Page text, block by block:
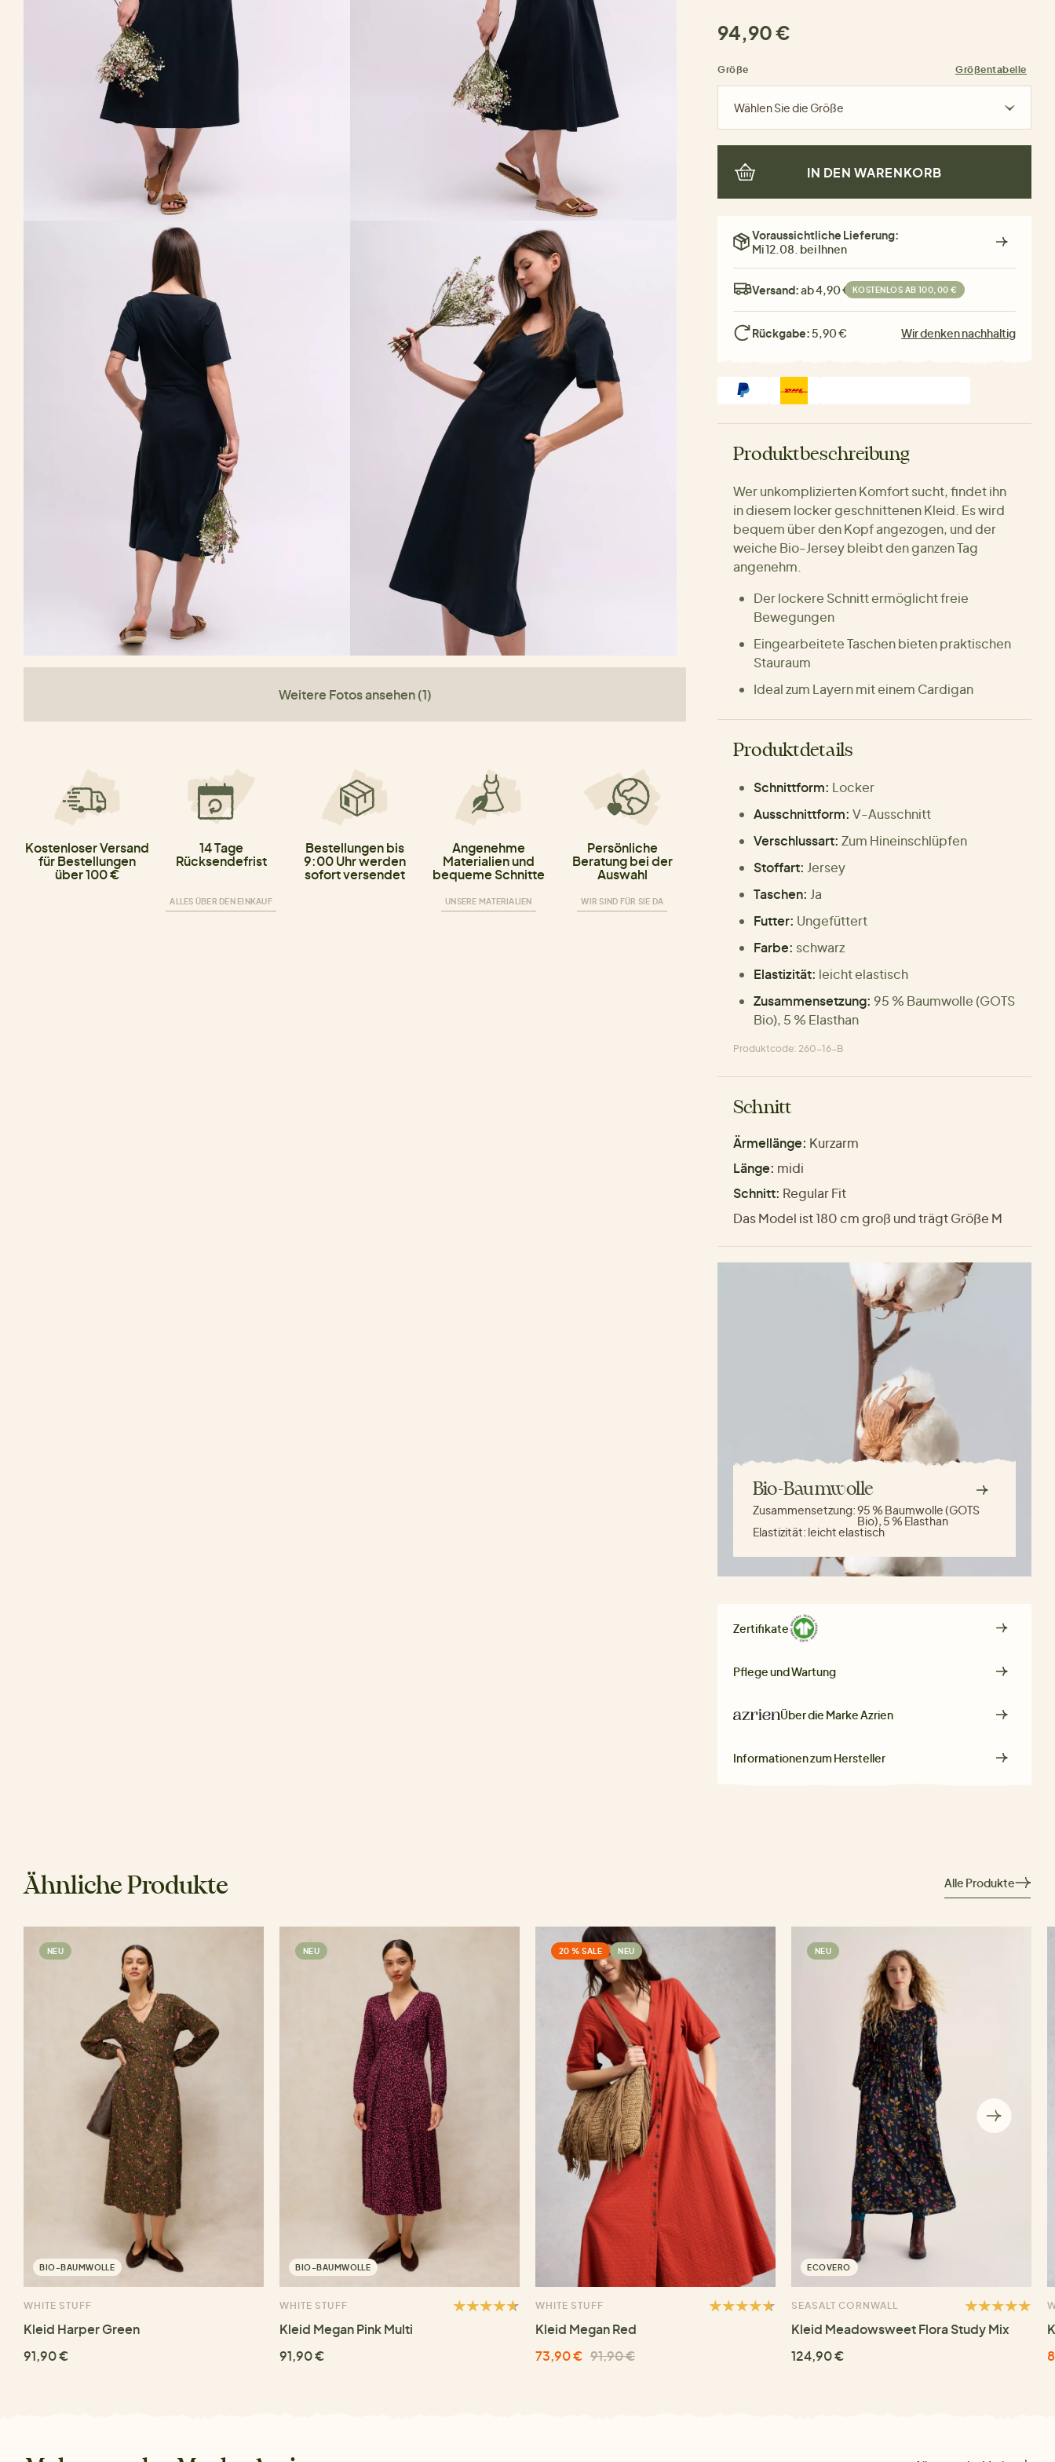
Weitere Fotos ansehen (1)
Kostenloser Versand
für Bestellungen
über 100 €
14 Tage
Rücksendefrist
ALLES ÜBER DEN EINKAUF
Bestellungen bis
9:00 Uhr werden
sofort versendet
Angenehme
Materialien und
bequeme Schnitte
UNSERE MATERIALIEN
Persönliche
Beratung bei der
Auswahl
WIR SIND FÜR SIE DA
94,90 €
Größe Größentabelle
Wählen Sie die Größe
IN DEN WARENKORB
Voraussichtliche Lieferung:
Mi 12.08. bei Ihnen
Versand:ab 4,90 € KOSTENLOS AB 100,00 €
Rückgabe: 5,90 € Wir denken nachhaltig
Produktbeschreibung
Wer unkomplizierten Komfort sucht, findet ihn
in diesem locker geschnittenen Kleid. Es wird
bequem über den Kopf angezogen, und der
weiche Bio-Jersey bleibt den ganzen Tag
angenehm.
Der lockere Schnitt ermöglicht freie
Bewegungen
Eingearbeitete Taschen bieten praktischen
Stauraum
Ideal zum Layern mit einem Cardigan
Produktdetails
Schnittform: Locker
Ausschnittform: V-Ausschnitt
Verschlussart: Zum Hineinschlüpfen
Stoffart: Jersey
Taschen: Ja
Futter: Ungefüttert
Farbe: schwarz
Elastizität: leicht elastisch
Zusammensetzung: 95 % Baumwolle (GOTS
Bio), 5 % Elasthan
Produktcode: 260-16-B
Schnitt
Ärmellänge: Kurzarm
Länge: midi
Schnitt: Regular Fit
Das Model ist 180 cm groß und trägt Größe M
Bio-Baumwolle
Zusammensetzung:95 % Baumwolle (GOTS
Bio), 5 % Elasthan
Elastizität: leicht elastisch
Zertifikate
Pflege und Wartung
Über die MarkeAzrien
Informationen zum Hersteller
Ähnliche Produkte Alle Produkte
NEU
BIO-BAUMWOLLE
WHITE STUFF
Kleid Harper Green
91,90 €
NEU
BIO-BAUMWOLLE
WHITE STUFF
Kleid Megan Pink Multi
91,90 €
20 % SALE NEU
WHITE STUFF
Kleid Megan Red
73,90 € 91,90 €
NEU
ECOVERO
SEASALT CORNWALL
Kleid Meadowsweet Flora Study Mix
124,90 €